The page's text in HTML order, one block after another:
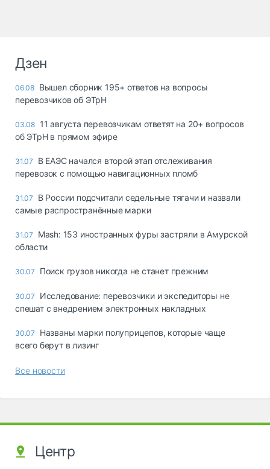
Дзен
06.08 Вышел сборник 195+ ответов на вопросы
перевозчиков об ЭТрН
03.08 11 августа перевозчикам ответят на 20+ вопросов
об ЭТрН в прямом эфире
31.07
В ЕАЭС начался второй этап отслеживания
перевозок с помощью навигационных пломб
31.07
В России подсчитали седельные тягачи и назвали
самые распространённые марки
31.07
Mash: 153 иностранных фуры застряли в Амурской
области
30.07 Поиск грузов никогда не станет прежним
30.07
Исследование: перевозчики и экспедиторы не
спешат с внедрением электронных накладных
30.07
Названы марки полуприцепов, которые чаще
всего берут в лизинг
Все новости
Центр